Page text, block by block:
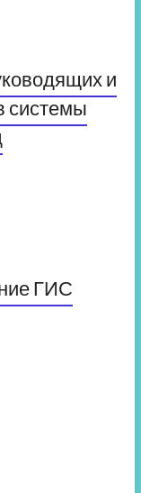
и
системы
ГИС